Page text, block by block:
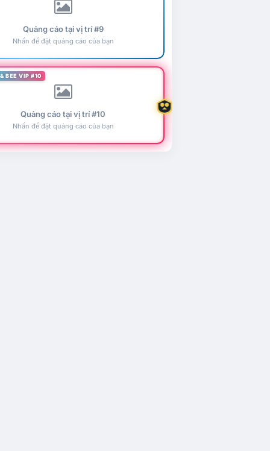
Quảng cáo tại vị trí #9
Nhấn để đặt quảng cáo của bạn
BEE VIP #10
Quảng cáo tại vị trí #10
Nhấn để đặt quảng cáo của bạn